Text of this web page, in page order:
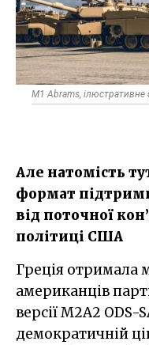
M1 Abrams, ілюстративне
Але натомість
формат
від поточної
політиці США
Греція отримала можливість викупити в
американців
версії M2A2 ODS-
демократичній